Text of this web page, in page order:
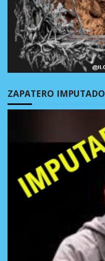
ZAPATERO IMPUTADO